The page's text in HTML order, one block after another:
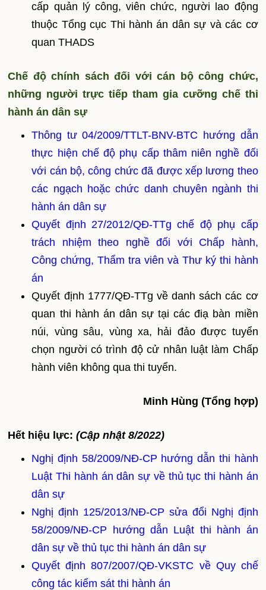
cấp quản lý công, viên chức, người lao động
thuộc Tổng cục Thi hành án dân sự và các cơ
quan THADS
Chế độ chính sách đối với cán bộ công chức,
những người trực tiếp tham gia cưỡng chế thi
hành án dân sự
Thông tư 04/2009/TTLT-BNV-BTC hướng dẫn
thực hiện chế độ phụ cấp thâm niên nghề đối
với cán bộ, công chức đã được xếp lương theo
các ngạch hoặc chức danh chuyên ngành thi
hành án dân sự
Quyết định 27/2012/QĐ-TTg chế độ phụ cấp
trách nhiệm theo nghề đối với Chấp hành,
Công chứng, Thẩm tra viên và Thư ký thi hành
án
Quyết định 1777/QĐ-TTg về danh sách các cơ
quan thi hành án dân sự tại các điạ bàn miền
núi, vùng sâu, vùng xa, hải đảo được tuyển
chọn người có trình độ cử nhân luật làm Chấp
hành viên không qua thi tuyển.
Minh Hùng (Tổng hợp)
Hết hiệu lực:(Cập nhật 8/2022)
Nghị định 58/2009/NĐ-CP hướng dẫn thi hành
Luật Thi hành án dân sự về thủ tục thi hành án
dân sự
Nghị định 125/2013/NĐ-CP sửa đổi Nghị định
58/2009/NĐ-CP hướng dẫn Luật thi hành án
dân sự về thủ tục thi hành án dân sự
Quyết định 807/2007/QĐ-VKSTC về Quy chế
công tác kiểm sát thi hành án